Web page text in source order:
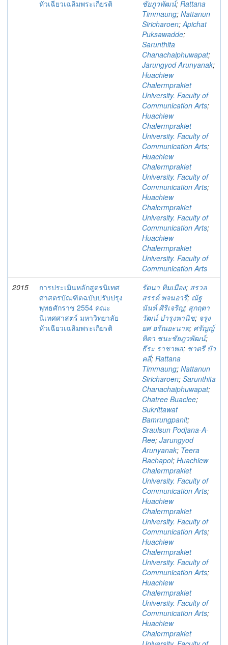
หัวเฉียวเฉลิมพระเกียรติ ชัยภูวพัฒน์; Rattana
Timmaung; Nattanun
Siricharoen;Apichat
Puksawadde;
Sarunthita
Chanachaiphuwapat;
Jarungyod Arunyanak;
Huachiew
Chalermprakiet
University. Faculty of
Communication Arts;
Huachiew
Chalermprakiet
University. Faculty of
Communication Arts;
Huachiew
Chalermprakiet
University. Faculty of
Communication Arts;
Huachiew
Chalermprakiet
University. Faculty of
Communication Arts;
Huachiew
Chalermprakiet
University. Faculty of
Communication Arts
2015
การประเมินหลักสูตรนิเทศ
ศาสตรบัณฑิตฉบับปรับปรุง
พุทธศักราช 2554 คณะ
นิเทศศาสตร์ มหาวิทยาลัย
หัวเฉียวเฉลิมพระเกียรติ
รัตนา ทิมเมือง; สรวล
สรรค์ พจนอารี; ณัฐ
นันท์ ศิริเจริญ; สุกฤตา
วัฒน์ บำรุงพานิช; จรุง
ยศ อรัณยะนาค; ศรัญญ์
ทิตา ชนะชัยภูวพัฒน์;
ธีระ ราชาพล; ชาตรี บัว
คลี่; Rattana
Timmaung; Nattanun
Siricharoen; Sarunthita
Chanachaiphuwapat;
Chatree Buaclee;
Sukrittawat
Bamrungpanit;
Sraulsun Podjana-A-
Ree; Jarungyod
Arunyanak; Teera
Rachapol; Huachiew
Chalermprakiet
University. Faculty of
Communication Arts;
Huachiew
Chalermprakiet
University. Faculty of
Communication Arts;
Huachiew
Chalermprakiet
University. Faculty of
Communication Arts;
Huachiew
Chalermprakiet
University. Faculty of
Communication Arts;
Huachiew
Chalermprakiet